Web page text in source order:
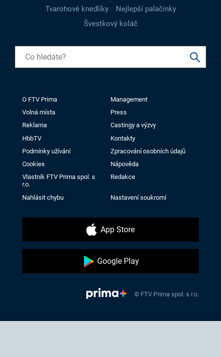
Tvarohové knedlíky
Nejlepší palačinky
Švestkový koláč
O FTV Prima
Management
Volná místa
Press
Reklama
Castingy a výzvy
HbbTV
Kontakty
Podmínky užívání
Zpracování osobních údajů
Cookies
Nápověda
Vlastník FTV Prima spol. s
r.o.
Redakce
Nahlásit chybu Nastavení soukromí
App Store
Google Play
© FTV Prima spol. s r.o.